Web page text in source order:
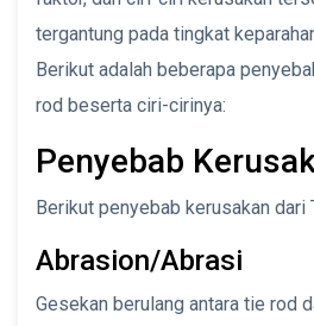
tergantung pada tingkat
Berikut adalah beberapa
rod beserta ciri-cirinya:
Penyebab
Berikut penyebab kerusakan dari
Abrasion/Abrasi
Gesekan berulang antara tie rod